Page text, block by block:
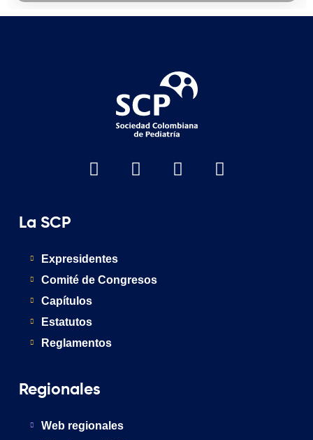
La SCP
Expresidentes
Comité de Congresos
Capítulos
Estatutos
Reglamentos
Regionales
Web regionales